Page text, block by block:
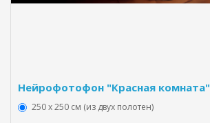
Нейрофотофон "Красная комната"
250 х 250 см (из двух полотен)